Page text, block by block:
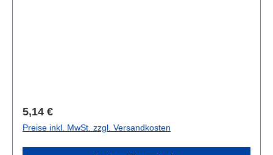
Regulärer Preis:
5,14 €
Preise inkl. MwSt. zzgl. Versandkosten